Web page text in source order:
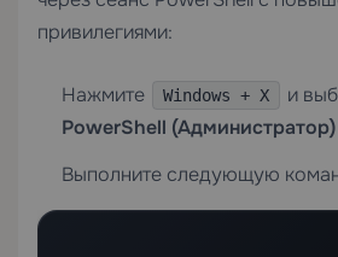
привилегиями:
Нажмите Windows + X и
PowerShell (Администратор)
Выполните следующую